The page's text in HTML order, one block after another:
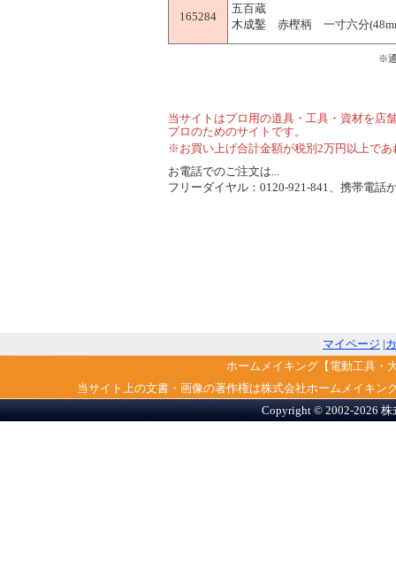
165284
五百蔵
木成鑿 赤樫柄 一寸六分
※
当サイトはプロ用の道具・工具・資材を店
プロのためのサイトです。
※お買い上げ合計金額が税別2万円以上で
お電話でのご注文は...
フリーダイヤル：0120-921-841、携帯電
マイページ |
ホームメイキング【電動工具・
当サイト上の文書・画像の著作権は株式会社ホームメイキ
Copyright © 2002-2026